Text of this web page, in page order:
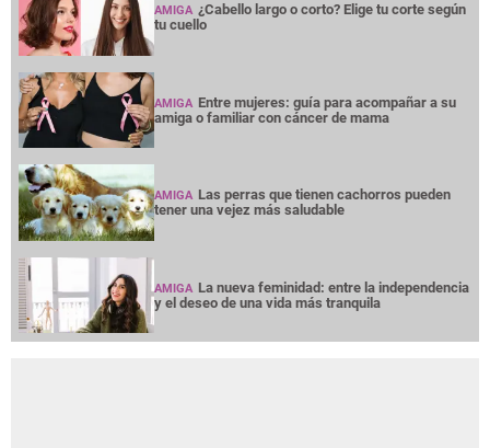
AMIGA ¿Cabello largo o corto? Elige tu corte según
tu cuello
AMIGA Entre mujeres: guía para acompañar a su
amiga o familiar con cáncer de mama
AMIGA Las perras que tienen cachorros pueden
tener una vejez más saludable
AMIGA La nueva feminidad: entre la independencia
y el deseo de una vida más tranquila